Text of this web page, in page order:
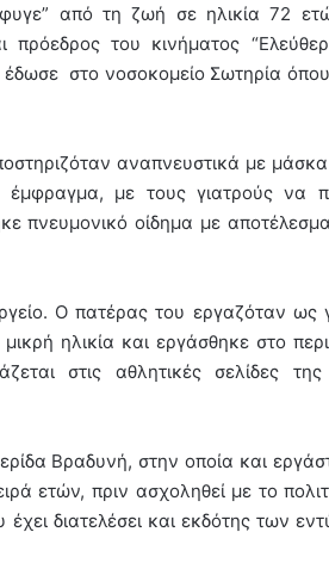
από τη ζωή σε ηλικία 72
του κινήματος
στο νοσοκομείο Σωτηρία
αναπνευστικά με
με τους γιατρούς να
πνευμονικό οίδημα με
Ο πατέρας του εργαζόταν ως
ηλικία και εργάσθηκε στο
στις αθλητικές σελίδες της
Βραδυνή, στην οποία και
ετών, πριν ασχοληθεί με το
διατελέσει και εκδότης των